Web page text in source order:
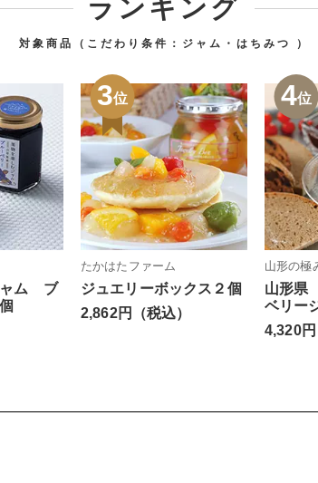
ランキング
対象商品（こだわり条件： ジャム・はちみつ ）
ャム ブ
3位
たかはたファーム
ジュエリーボックス２個
2,862円（税込）
4位
山形の極
山形県
ベリー
4,320円